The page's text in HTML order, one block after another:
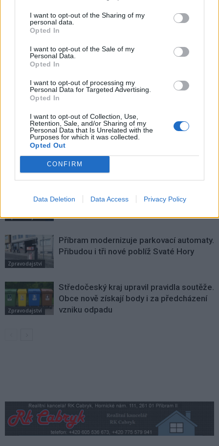
I want to opt-out of the Sharing of my
personal data.
Opted In
I want to opt-out of the Sale of my
Personal Data.
Opted In
I want to opt-out of processing my
Personal Data for Targeted Advertising.
Opted In
I want to opt-out of Collection, Use,
Retention, Sale, and/or Sharing of my
Personal Data that Is Unrelated with the
Purposes for which it was collected.
Opted Out
CONFIRM
Data Deletion Data Access Privacy Policy
Češi vnímají Evropu především
jako kasičku na opravy náměstí,
Niedermayer
Příbram koncem března na
SOUVISEJÍCÍ ČLÁNKY
VÍCE OD AUTORA
Zpravodajství
Většina koupališť na Příbramsku nabízí
výborné podmínky. Horší voda je jen na
Živohošti
Zpravodajství
Příbram modernizuje parkovací automaty.
Přibudou i tři nové poblíž Svaté Hory
Zpravodajství
Středočeský kraj upravil pravidla soutěže.
Obce nově získají body i za předcházení
vzniku odpadu